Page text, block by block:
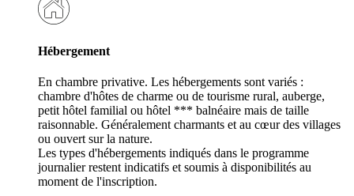
Hébergement
En chambre privative. Les hébergements sont variés :
chambre d'hôtes de charme ou de tourisme rural, auberge,
petit hôtel familial ou hôtel *** balnéaire mais de taille
raisonnable. Généralement charmants et au cœur des villages
ou ouvert sur la nature.
Les types d'hébergements indiqués dans le programme
journalier restent indicatifs et soumis à disponibilités au
moment de l'inscription.